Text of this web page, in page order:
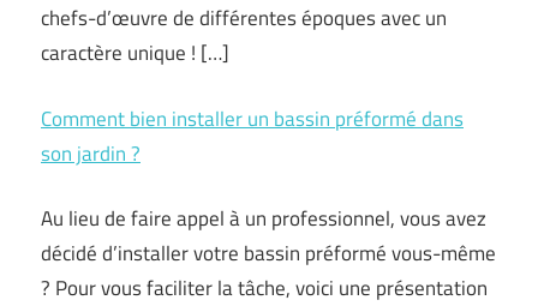
chefs-d’œuvre de différentes époques avec un
caractère unique ! […]
Comment bien installer un bassin préformé dans
son jardin ?
Au lieu de faire appel à un professionnel, vous avez
décidé d’installer votre bassin préformé vous-même
? Pour vous faciliter la tâche, voici une présentation